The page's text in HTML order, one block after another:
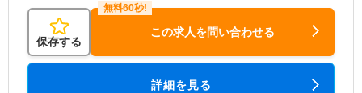
保存する
この求人を問い合わせる
詳細を見る